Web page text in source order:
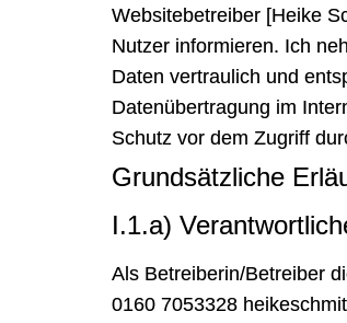
Websitebetreiber [Heike
Nutzer informieren. Ich
Daten vertraulich und
Datenübertragung im
Schutz vor dem Zugriff
Grundsätzliche
I.1.a)
Als Betreiberin/Betreiber
0160 7053328